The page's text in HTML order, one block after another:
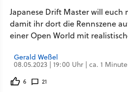
Japanese Drift Master will euch
damit ihr dort die Rennszene
einer Open World mit
Gerald Weßel
08.05.2023 | 19:00 Uhr | ca. 1
6 21